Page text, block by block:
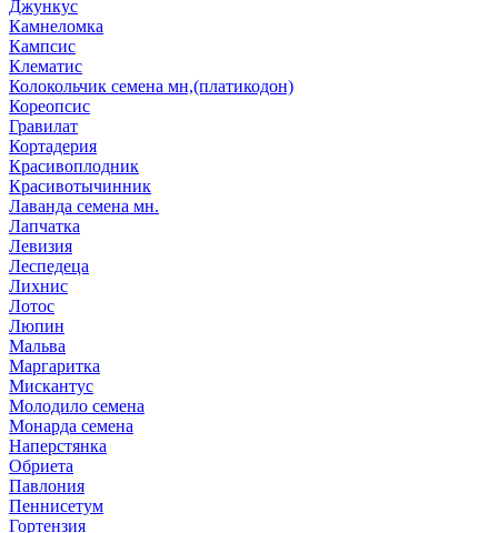
Джункус
Камнеломка
Кампсис
Клематис
Колокольчик семена мн,(платикодон)
Кореопсис
Гравилат
Кортадерия
Красивоплодник
Красивотычинник
Лаванда семена мн.
Лапчатка
Левизия
Леспедеца
Лихнис
Лотос
Люпин
Мальва
Маргаритка
Мискантус
Молодило семена
Монарда семена
Наперстянка
Обриета
Павлония
Пеннисетум
Гортензия